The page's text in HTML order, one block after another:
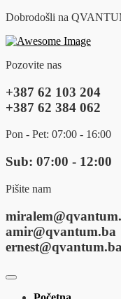
Dobrodošli na
Pozovite nas
+387 62 103 204
+387 62 384 062
Pon - Pet: 07:00 - 16:00
Sub: 07:00 - 12:00
Pišite nam
amir@qvantum.ba
ernest@qvantum.ba